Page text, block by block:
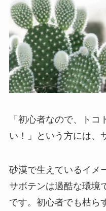
「初心者なので、ト
い！」という方には、
砂漠で生えているイメ
サボテンは過酷な環境
です。初心者でも枯ら